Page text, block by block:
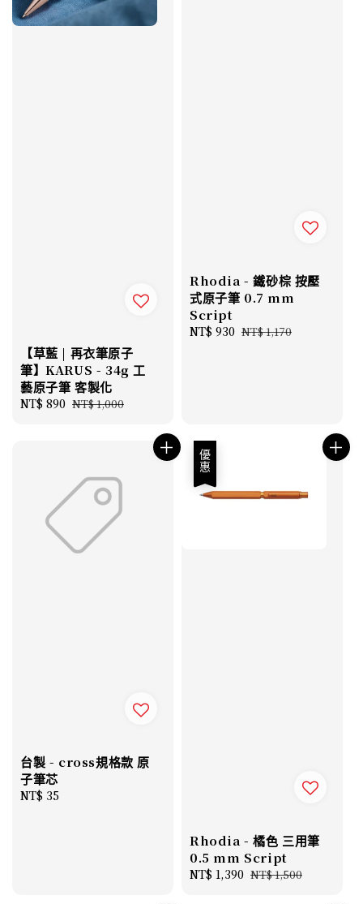
【草藍 | 再衣筆原子
筆】KARUS - 34g 工
藝原子筆 客製化
Sale
NT$ 890 Regular
NT$ 1,000
Rhodia - 鐵砂棕 按壓
式原子筆 0.7 mm
Script
Sale
NT$ 930 Regular
NT$ 1,170
台製 - cross規格款 原
子筆芯
Regular
NT$ 35
優惠
Rhodia - 橘色 三用筆
0.5 mm Script
Sale
NT$ 1,390 Regular
NT$ 1,500